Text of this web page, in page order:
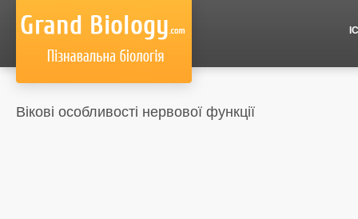
Вікові особливості нервової функції